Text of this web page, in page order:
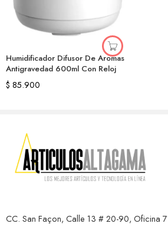
Humidificador Difusor De Aromas
Antigravedad 600ml Con Reloj
$ 85.900
CC. San Façon, Calle 13 # 20-90, Oficina